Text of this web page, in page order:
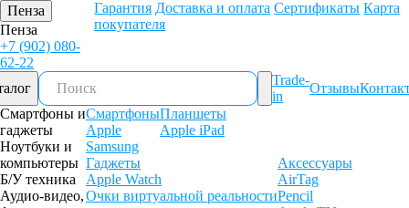
Пенза
Пенза
+7 (902) 080-
62-22
Гарантия Доставка и оплата Сертификаты Карта
покупателя
Trade-
in
Отзывы
Смартфоны и
гаджеты
Ноутбуки и
компьютеры
Б/У техника
Аудио-видео,
Смартфоны
Apple
Samsung
Планшеты
Apple iPad
Гаджеты
Apple Watch
Очки виртуальной реальности
Аксессуары
AirTag
Pencil